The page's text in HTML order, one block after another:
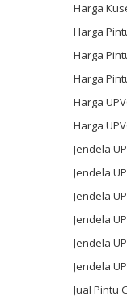
Harga
Harga
Harga
Harga
Harga
Harga
Jendela
Jendela
Jendela
Jendela
Jendela
Jendela
Jual Pintu